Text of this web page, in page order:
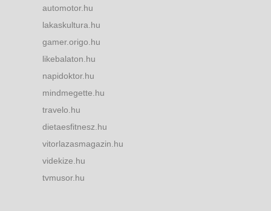
automotor.hu
lakaskultura.hu
gamer.origo.hu
likebalaton.hu
napidoktor.hu
mindmegette.hu
travelo.hu
dietaesfitnesz.hu
vitorlazasmagazin.hu
videkize.hu
tvmusor.hu